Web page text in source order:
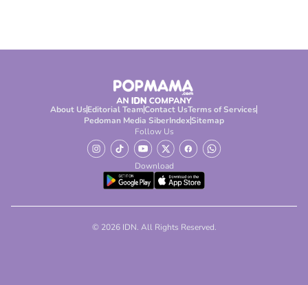
About UsEditorial TeamContact UsTerms of Services
Pedoman Media SiberIndexSitemap
Follow Us
Download
© 2026 IDN. All Rights Reserved.